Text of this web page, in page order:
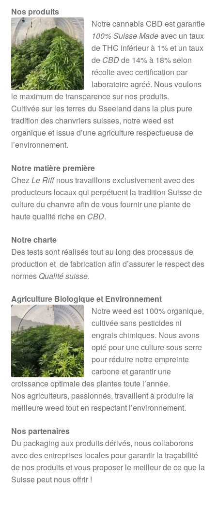
Nos produits
Notre cannabis CBD est garantie
100% Suisse Madeavec un taux
de THC inférieur à 1% et un taux
deCBDde 14% à 18% selon
récolte avec certification par
laboratoire agréé. Nous voulons
le maximum de transparence sur nos produits.
Cultivée sur les terres du Sseeland dans la plus pure
tradition des chanvriers suisses, notre weed est
organique et issue d’une agriculture respectueuse de
l’environnement.
Notre matière première
ChezLe Riffnous travaillons exclusivement avec des
producteurs locaux qui perpétuent la tradition Suisse de
culture du chanvre afin de vous fournir une plante de
haute qualité riche en CBD.
Notre charte
Des tests sont réalisés tout au long des processus de
production et de fabrication afin d’assurer le respect des
normes Qualité suisse.
Agriculture Biologique et Environnement
Notre weed est 100% organique,
cultivée sans pesticides ni
engrais chimiques. Nous avons
opté pour une culture sous serre
pour réduire notre empreinte
carbone et garantir une
croissance optimale des plantes toute l’année.
Nos agriculteurs, passionnés, travaillent à produire la
meilleure weed tout en respectant l’environnement.
Nos partenaires
Du packaging aux produits dérivés, nous collaborons
avec des entreprises locales pour garantir la traçabilité
de nos produits et vous proposer le meilleur de ce que la
Suisse peut nous offrir !